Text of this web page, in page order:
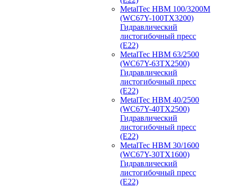
MetalTec HBM 100/3200M
(WC67Y-100TX3200)
Гидравлический
листогибочный пресс
(E22)
MetalTec HBM 63/2500
(WC67Y-63TX2500)
Гидравлический
листогибочный пресс
(E22)
MetalTec HBM 40/2500
(WC67Y-40TX2500)
Гидравлический
листогибочный пресс
(E22)
MetalTec HBM 30/1600
(WC67Y-30TX1600)
Гидравлический
листогибочный пресс
(E22)